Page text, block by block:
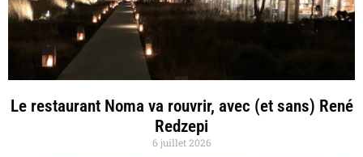
Le restaurant Noma va rouvrir, avec (et sans) René
Redzepi
6 juillet 2026